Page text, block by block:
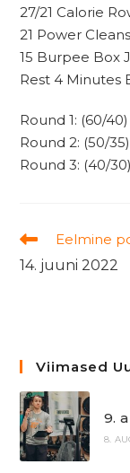
27/21 Calorie
21 Power Cleans
15 Burpee Box
Rest 4 Minutes
Round 1: (60/40)
Round 2: (50/35)
Round 3: (40/30)
Read
more
articles
Eelmine
14. juuni 2022
Viimased
9.
8.